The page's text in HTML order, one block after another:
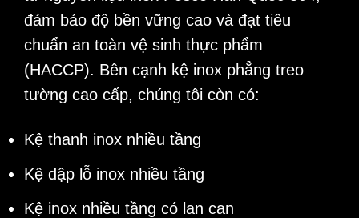
đảm bảo độ bền vững cao và đạt tiêu
chuẩn an toàn vệ sinh thực phẩm
(HACCP). Bên cạnh kệ inox phẳng treo
tường cao cấp, chúng tôi còn có:
Kệ thanh inox nhiều tầng
Kệ dập lỗ inox nhiều tầng
Kệ inox nhiều tầng có lan can